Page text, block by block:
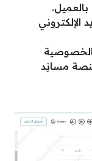
بالعميل.
الإلكتروني
الخصوصية
مسانِد